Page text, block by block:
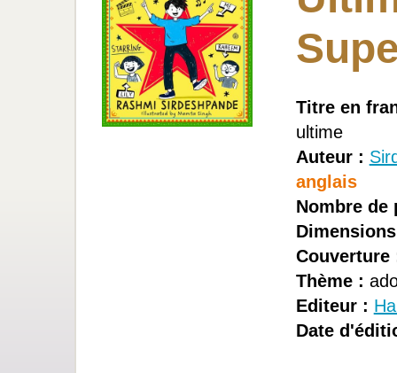
Titre en
ultime
Auteur :
anglais
Nombre de
Couverture
Thème :
Editeur :
Date